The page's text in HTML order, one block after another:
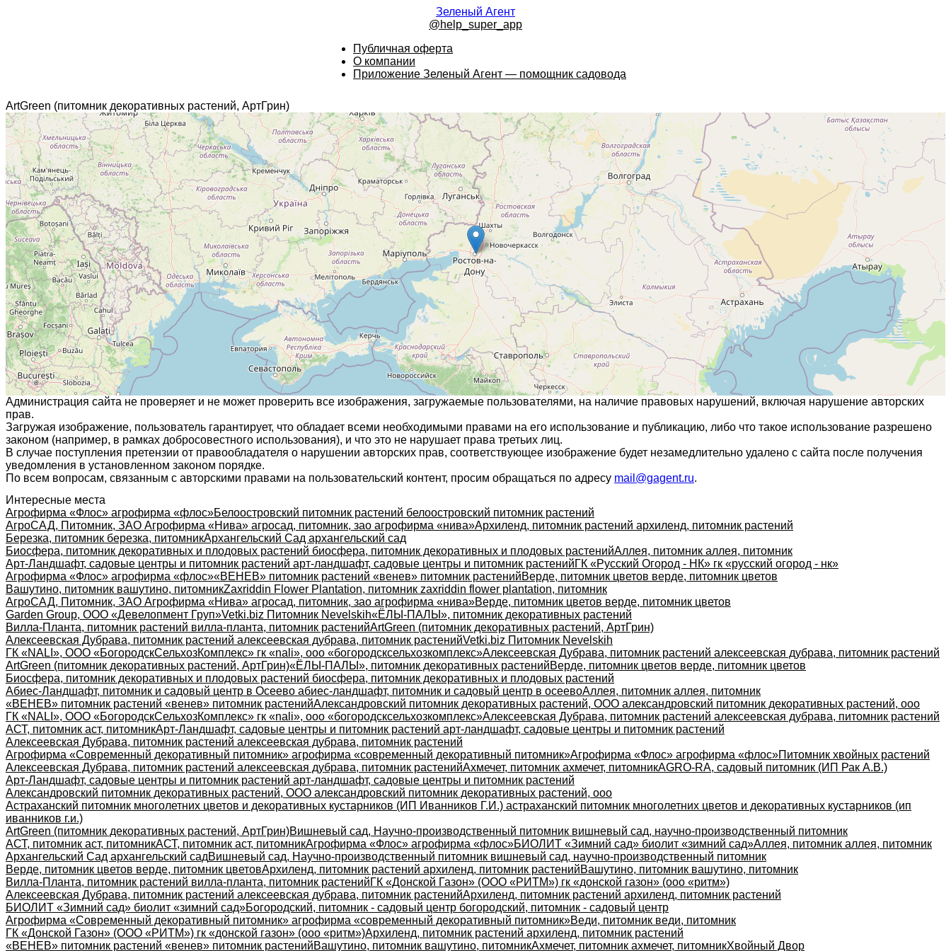
Зеленый Агент
@help_super_app
Публичная оферта
О компании
Приложение Зеленый Агент — помощник садовода
ArtGreen (питомник декоративных растений, АртГрин)
Администрация сайта не проверяет и не может проверить все изображения, загружаемые пользователями, на наличие правовых нарушений, включая нарушение авторских
прав.
Загружая изображение, пользователь гарантирует, что обладает всеми необходимыми правами на его использование и публикацию, либо что такое использование разрешено
законом (например, в рамках добросовестного использования), и что это не нарушает права третьих лиц.
В случае поступления претензии от правообладателя о нарушении авторских прав, соответствующее изображение будет незамедлительно удалено с сайта после получения
уведомления в установленном законом порядке.
По всем вопросам, связанным с авторскими правами на пользовательский контент, просим обращаться по адресу mail@gagent.ru.
Интересные места
Агрофирма «Флос» агрофирма «флос»Белоостровский питомник растений белоостровский питомник растений
АгроСАД, Питомник, ЗАО Агрофирма «Нива» агросад, питомник, зао агрофирма «нива»Архиленд, питомник растений архиленд, питомник растений
Березка, питомник березка, питомникАрхангельский Сад архангельский сад
Биосфера, питомник декоративных и плодовых растений биосфера, питомник декоративных и плодовых растенийАллея, питомник аллея, питомник
Арт-Ландшафт, садовые центры и питомник растений арт-ландшафт, садовые центры и питомник растенийГК «Русский Огород - НК» гк «русский огород - нк»
Агрофирма «Флос» агрофирма «флос»«ВЕНЕВ» питомник растений «венев» питомник растенийВерде, питомник цветов верде, питомник цветов
Вашутино, питомник вашутино, питомникZaxriddin Flower Plantation, питомник zaxriddin flower plantation, питомник
АгроСАД, Питомник, ЗАО Агрофирма «Нива» агросад, питомник, зао агрофирма «нива»Верде, питомник цветов верде, питомник цветов
Garden Group, ООО «Девелопмент Груп»Vetki.biz Питомник Nevelskih«ЁЛЫ-ПАЛЫ», питомник декоративных растений
Вилла-Планта, питомник растений вилла-планта, питомник растенийArtGreen (питомник декоративных растений, АртГрин)
Алексеевская Дубрава, питомник растений алексеевская дубрава, питомник растенийVetki.biz Питомник Nevelskih
ГК «NALI», ООО «БогородскСельхозКомплекс» гк «nali», ооо «богородсксельхозкомплекс»Алексеевская Дубрава, питомник растений алексеевская дубрава, питомник растений
ArtGreen (питомник декоративных растений, АртГрин)«ЁЛЫ-ПАЛЫ», питомник декоративных растенийВерде, питомник цветов верде, питомник цветов
Биосфера, питомник декоративных и плодовых растений биосфера, питомник декоративных и плодовых растений
Абиес-Ландшафт, питомник и садовый центр в Осеево абиес-ландшафт, питомник и садовый центр в осеевоАллея, питомник аллея, питомник
«ВЕНЕВ» питомник растений «венев» питомник растенийАлександровский питомник декоративных растений, ООО александровский питомник декоративных растений, ооо
ГК «NALI», ООО «БогородскСельхозКомплекс» гк «nali», ооо «богородсксельхозкомплекс»Алексеевская Дубрава, питомник растений алексеевская дубрава, питомник растений
АСТ, питомник аст, питомникАрт-Ландшафт, садовые центры и питомник растений арт-ландшафт, садовые центры и питомник растений
Алексеевская Дубрава, питомник растений алексеевская дубрава, питомник растений
Агрофирма «Современный декоративный питомник» агрофирма «современный декоративный питомник»Агрофирма «Флос» агрофирма «флос»Питомник хвойных растений
Алексеевская Дубрава, питомник растений алексеевская дубрава, питомник растенийАхмечет, питомник ахмечет, питомникAGRO-RA, садовый питомник (ИП Рак А.В.)
Арт-Ландшафт, садовые центры и питомник растений арт-ландшафт, садовые центры и питомник растений
Александровский питомник декоративных растений, ООО александровский питомник декоративных растений, ооо
Астраханский питомник многолетних цветов и декоративных кустарников (ИП Иванников Г.И.) астраханский питомник многолетних цветов и декоративных кустарников (ип
иванников г.и.)
ArtGreen (питомник декоративных растений, АртГрин)Вишневый сад, Научно-производственный питомник вишневый сад, научно-производственный питомник
АСТ, питомник аст, питомникАСТ, питомник аст, питомникАгрофирма «Флос» агрофирма «флос»БИОЛИТ «Зимний сад» биолит «зимний сад»Аллея, питомник аллея, питомник
Архангельский Сад архангельский садВишневый сад, Научно-производственный питомник вишневый сад, научно-производственный питомник
Верде, питомник цветов верде, питомник цветовАрхиленд, питомник растений архиленд, питомник растенийВашутино, питомник вашутино, питомник
Вилла-Планта, питомник растений вилла-планта, питомник растенийГК «Донской Газон» (ООО «РИТМ») гк «донской газон» (ооо «ритм»)
Алексеевская Дубрава, питомник растений алексеевская дубрава, питомник растенийАрхиленд, питомник растений архиленд, питомник растений
БИОЛИТ «Зимний сад» биолит «зимний сад»Богородский, питомник - садовый центр богородский, питомник - садовый центр
Агрофирма «Современный декоративный питомник» агрофирма «современный декоративный питомник»Веди, питомник веди, питомник
ГК «Донской Газон» (ООО «РИТМ») гк «донской газон» (ооо «ритм»)Архиленд, питомник растений архиленд, питомник растений
«ВЕНЕВ» питомник растений «венев» питомник растенийВашутино, питомник вашутино, питомникАхмечет, питомник ахмечет, питомникХвойный Двор